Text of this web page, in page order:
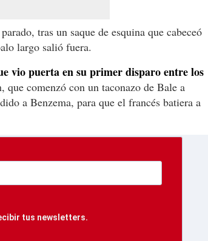
tras un saque de esquina que cabeceó
largo salió fuera.
vio puerta en su primer disparo entre los
que comenzó con un taconazo de Bale a
a Benzema, para que el francés batiera a
tus newsletters.